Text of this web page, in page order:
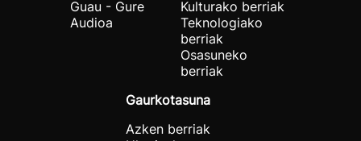
Guau - Gure
Audioa
Kulturako berriak
Teknologiako
berriak
Osasuneko
berriak
Gaurkotasuna
Azken berriak